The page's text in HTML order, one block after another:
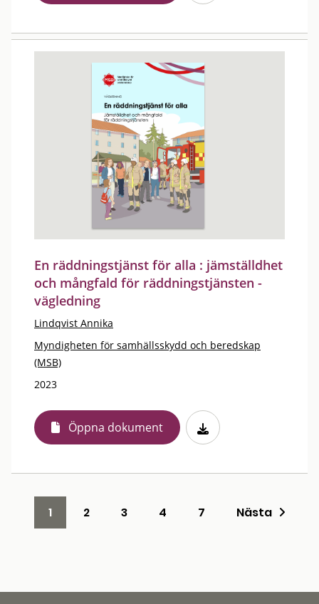
En räddningstjänst för alla : jämställdhet
och mångfald för räddningstjänsten -
vägledning
Lindqvist Annika
Myndigheten för samhällsskydd och beredskap
(MSB)
2023
Öppna dokument
1 2 3 4 7 Nästa